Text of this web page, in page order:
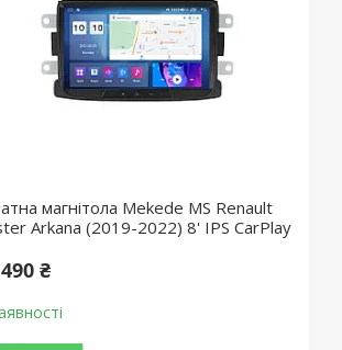
магнітола Mekede MS Renault
Arkana (2019-2022) 8' IPS CarPlay
₴